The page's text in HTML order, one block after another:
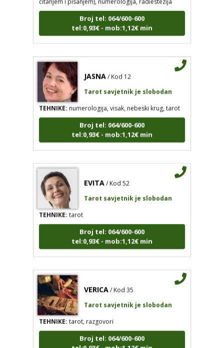
Broj tel: 064/600-600
tel:0,93€ - mob:1,12€ min
Tarot savjetnik je slobodan
TEHNIKE: numerologija, visak, nebeski krug, tarot
Broj tel: 064/600-600
tel:0,93€ - mob:1,12€ min
Tarot savjetnik je slobodan
TEHNIKE:tarot
Broj tel: 064/600-600
tel:0,93€ - mob:1,12€ min
Tarot savjetnik je slobodan
TEHNIKE:tarot, razgovori
Broj tel: 064/600-600
tel:0,93€ - mob:1,12€ min